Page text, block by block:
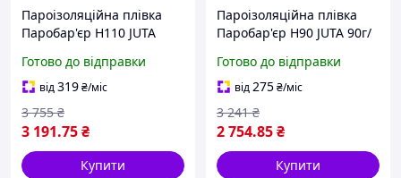
Пароізоляційна плівка
Паробар'єр H110 JUTA
Готово до відправки
від319₴/міс
3 191.75₴
3 755 ₴
Купити
Пароізоляційна плівка
Паробар'єр H90 JUTA 90г/
Готово до відправки
від275₴/міс
2 754.85₴
3 241 ₴
Купити